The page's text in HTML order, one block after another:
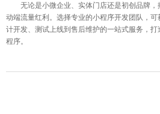
无论是小微企业、实体门店还是初创品牌，
动端流量红利。选择专业的小程序开发团队，
计开发、测试上线到售后维护的一站式服务，
程序。